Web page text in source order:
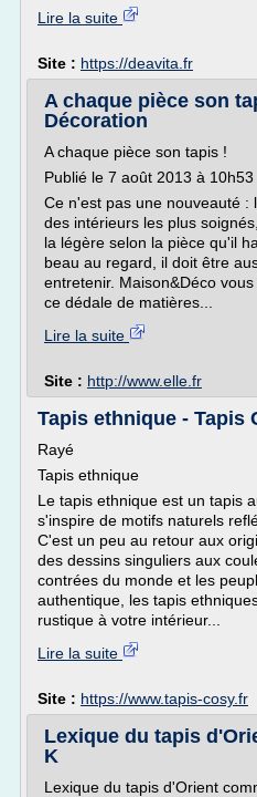
Lire la suite
Site : https://deavita.fr
A chaque pièce son
Décoration
A chaque pièce son tapis !
Publié le 7 août 2013 à 10h53
Ce n'est pas une nouveauté :
des intérieurs les plus
la légère selon la pièce qu'il
beau au regard, il doit être
entretenir. Maison&Déco
ce dédale de matières...
Lire la suite
Site : http://www.elle.fr
Tapis ethnique - Tapis
Rayé
Tapis ethnique
Le tapis ethnique est un tapis
s'inspire de motifs naturels
C'est un peu au retour aux
des dessins singuliers aux
contrées du monde et les
authentique, les tapis
rustique à votre intérieur...
Lire la suite
Site : https://www.tapis-cosy.fr
Lexique du tapis
K
Lexique du tapis d'Orient